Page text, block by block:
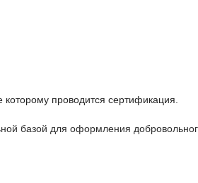
которому проводится сертификация.
базой для оформления